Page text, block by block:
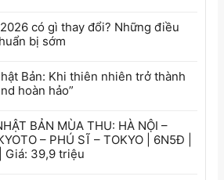
có gì thay đổi? Những điều
bị sớm
Bản: Khi thiên nhiên trở thành
hoàn hảo”
BẢN MÙA THU: HÀ NỘI –
– PHÚ SĨ – TOKYO | 6N5Đ |
Giá: 39,9 triệu